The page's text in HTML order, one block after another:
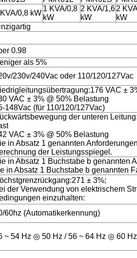
0,8 kW
1 KVA/0,8
kW
2 KVA/1,6
kW
2
kW
0.98
als 5%
230v/240Vac oder 110/120/127Vac
VAC ±
VAC ± 3% @ 50% Belastung
148Vac (für 110/120/127Vac)
der unteren
VAC ± 3% @ 50% Belastung
in Absatz 1 genannten
der Leistungsspiegel.
in Absatz 1 Buchstabe b genannten
in Absatz 1 Buchstabe b genannten
± 3%;
der Verwendung von elektrischem
einzuhalten:
60hz (Automatikerkennung)
~ 54 Hz ◎ 50 Hz / 56 ~ 64 Hz ◎ 60 Hz